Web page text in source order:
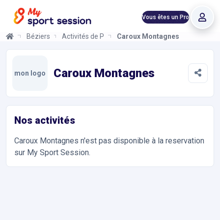
Vous êtes un Pro
Béziers Activités de Plein AirCaroux Montagnes
mon logo Caroux Montagnes
Nos activités
Caroux Montagnes n'est pas disponible à la reservation
sur My Sport Session.